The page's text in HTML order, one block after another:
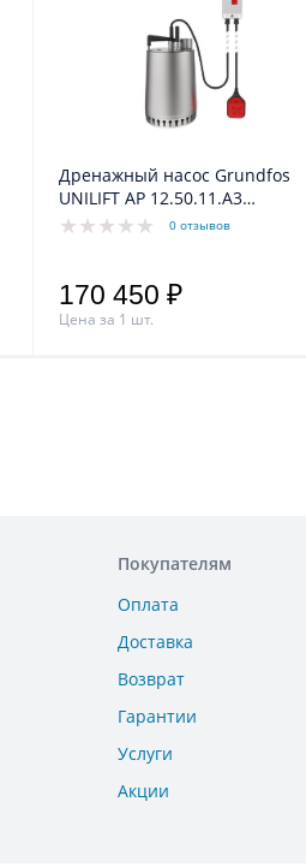
Дренажный насос Grundfos
UNILIFT AP 12.50.11.A3
1,7/1,2kW 3,2A 3x400V 50Hz
0 отзывов
170 450 ₽
Цена за 1 шт.
Покупателям
Оплата
Доставка
Возврат
Гарантии
Услуги
Акции